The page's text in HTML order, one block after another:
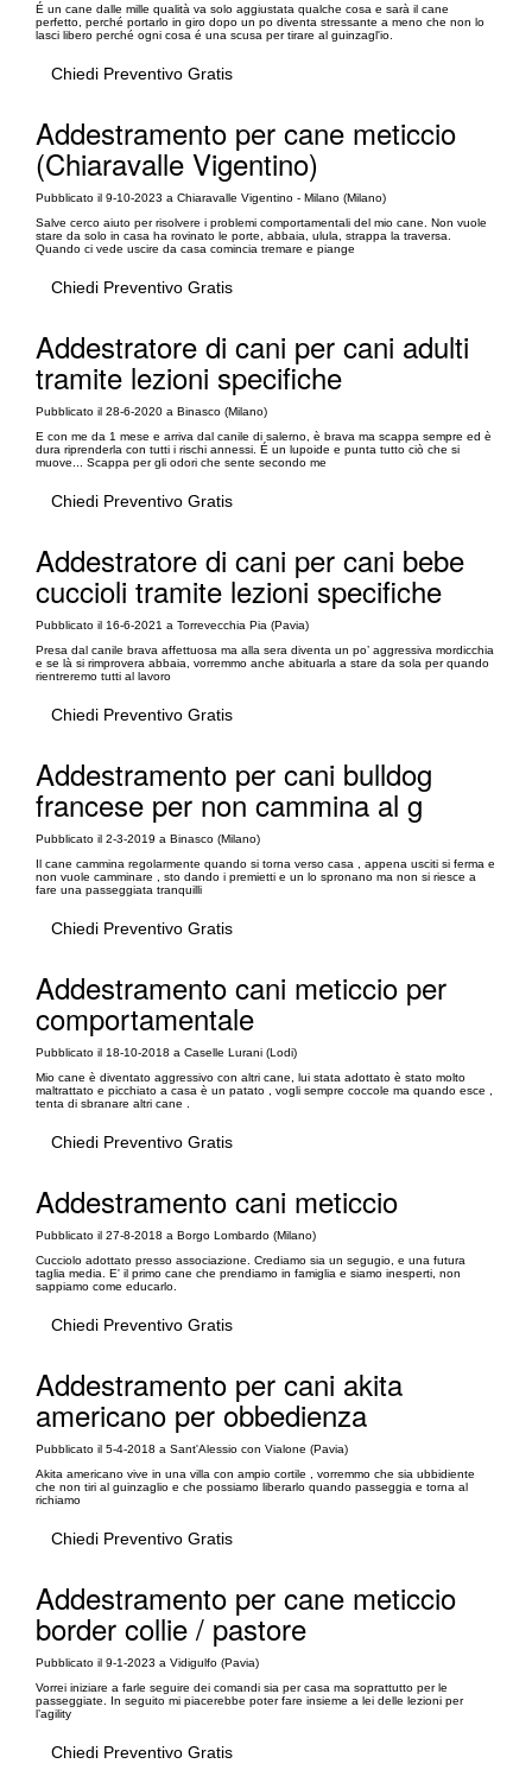
É un cane dalle mille qualità va solo aggiustata qualche cosa e sarà il cane
perfetto, perché portarlo in giro dopo un po diventa stressante a meno che non lo
lasci libero perché ogni cosa é una scusa per tirare al guinzagl'io.
Chiedi Preventivo Gratis
Addestramento per cane meticcio
(Chiaravalle Vigentino)
Pubblicato il 9-10-2023 a Chiaravalle Vigentino - Milano (Milano)
Salve cerco aiuto per risolvere i problemi comportamentali del mio cane. Non vuole
stare da solo in casa ha rovinato le porte, abbaia, ulula, strappa la traversa.
Quando ci vede uscire da casa comincia tremare e piange
Chiedi Preventivo Gratis
Addestratore di cani per cani adulti
tramite lezioni specifiche
Pubblicato il 28-6-2020 a Binasco (Milano)
E con me da 1 mese e arriva dal canile di salerno, è brava ma scappa sempre ed è
dura riprenderla con tutti i rischi annessi. É un lupoide e punta tutto ciò che si
muove... Scappa per gli odori che sente secondo me
Chiedi Preventivo Gratis
Addestratore di cani per cani bebe
cuccioli tramite lezioni specifiche
Pubblicato il 16-6-2021 a Torrevecchia Pia (Pavia)
Presa dal canile brava affettuosa ma alla sera diventa un po’ aggressiva mordicchia
e se là si rimprovera abbaia, vorremmo anche abituarla a stare da sola per quando
rientreremo tutti al lavoro
Chiedi Preventivo Gratis
Addestramento per cani bulldog
francese per non cammina al g
Pubblicato il 2-3-2019 a Binasco (Milano)
Il cane cammina regolarmente quando si torna verso casa , appena usciti si ferma e
non vuole camminare , sto dando i premietti e un lo spronano ma non si riesce a
fare una passeggiata tranquilli
Chiedi Preventivo Gratis
Addestramento cani meticcio per
comportamentale
Pubblicato il 18-10-2018 a Caselle Lurani (Lodi)
Mio cane è diventato aggressivo con altri cane, lui stata adottato è stato molto
maltrattato e picchiato a casa è un patato , vogli sempre coccole ma quando esce ,
tenta di sbranare altri cane .
Chiedi Preventivo Gratis
Addestramento cani meticcio
Pubblicato il 27-8-2018 a Borgo Lombardo (Milano)
Cucciolo adottato presso associazione. Crediamo sia un segugio, e una futura
taglia media. E' il primo cane che prendiamo in famiglia e siamo inesperti, non
sappiamo come educarlo.
Chiedi Preventivo Gratis
Addestramento per cani akita
americano per obbedienza
Pubblicato il 5-4-2018 a Sant'Alessio con Vialone (Pavia)
Akita americano vive in una villa con ampio cortile , vorremmo che sia ubbidiente
che non tiri al guinzaglio e che possiamo liberarlo quando passeggia e torna al
richiamo
Chiedi Preventivo Gratis
Addestramento per cane meticcio
border collie / pastore
Pubblicato il 9-1-2023 a Vidigulfo (Pavia)
Vorrei iniziare a farle seguire dei comandi sia per casa ma soprattutto per le
passeggiate. In seguito mi piacerebbe poter fare insieme a lei delle lezioni per
l’agility
Chiedi Preventivo Gratis